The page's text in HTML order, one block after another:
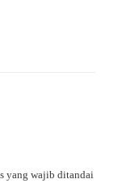
yang wajib ditandai